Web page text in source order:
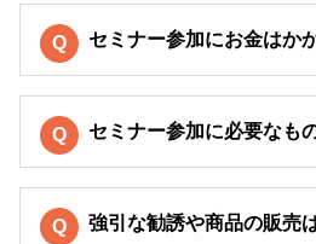
セミナー参加にお金はか
セミナー参加に必要なも
強引な勧誘や商品の販売